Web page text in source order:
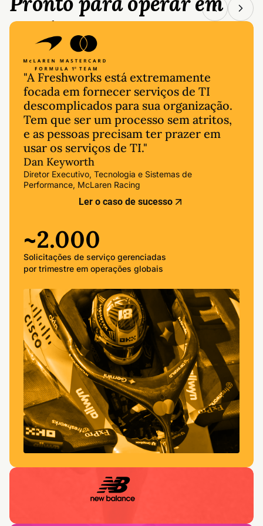
escala
~2.000
Solicitações de serviço gerenciadas
por trimestre em operações globais
"A Freshworks está extremamente
focada em fornecer serviços de TI
descomplicados para sua organização.
Tem que ser um processo sem atritos,
e as pessoas precisam ter prazer em
usar os serviços de TI."
Dan Keyworth
Diretor Executivo, Tecnologia e Sistemas de
Performance, McLaren Racing
Ler o caso de sucesso